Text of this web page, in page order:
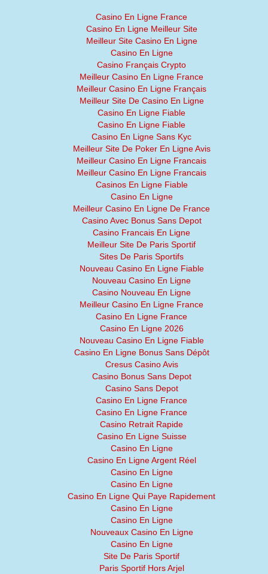
Casino En Ligne France
Casino En Ligne Meilleur Site
Meilleur Site Casino En Ligne
Casino En Ligne
Casino Français Crypto
Meilleur Casino En Ligne France
Meilleur Casino En Ligne Français
Meilleur Site De Casino En Ligne
Casino En Ligne Fiable
Casino En Ligne Fiable
Casino En Ligne Sans Kyc
Meilleur Site De Poker En Ligne Avis
Meilleur Casino En Ligne Francais
Meilleur Casino En Ligne Francais
Casinos En Ligne Fiable
Casino En Ligne
Meilleur Casino En Ligne De France
Casino Avec Bonus Sans Depot
Casino Francais En Ligne
Meilleur Site De Paris Sportif
Sites De Paris Sportifs
Nouveau Casino En Ligne Fiable
Nouveau Casino En Ligne
Casino Nouveau En Ligne
Meilleur Casino En Ligne France
Casino En Ligne France
Casino En Ligne 2026
Nouveau Casino En Ligne Fiable
Casino En Ligne Bonus Sans Dépôt
Cresus Casino Avis
Casino Bonus Sans Depot
Casino Sans Depot
Casino En Ligne France
Casino En Ligne France
Casino Retrait Rapide
Casino En Ligne Suisse
Casino En Ligne
Casino En Ligne Argent Réel
Casino En Ligne
Casino En Ligne
Casino En Ligne Qui Paye Rapidement
Casino En Ligne
Casino En Ligne
Nouveaux Casino En Ligne
Casino En Ligne
Site De Paris Sportif
Paris Sportif Hors Arjel